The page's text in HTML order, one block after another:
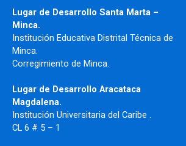
Lugar de Desarrollo Santa Marta –
Minca.
Institución Educativa Distrital Técnica de
Minca.
Corregimiento de Minca.
Lugar de Desarrollo Aracataca
Magdalena.
Institución Universitaria del Caribe .
CL 6 # 5 – 1